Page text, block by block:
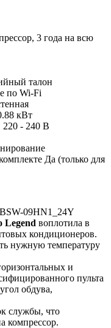
3 года на всю
талон
по Wi-Fi
кВт
220 - 240 В
Да (только для
09HN1_24Y
Legend воплотила в
кондиционеров.
нужную температуру
и
пульта
обдува,
службы, что
компрессор.